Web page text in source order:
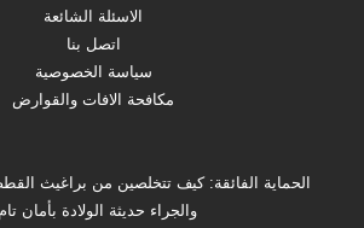
الاسئلة الشائعة
اتصل بنا
سياسة الخصوصية
مكافحة الافات والقوارض
الحماية الفائقة: كيف تتخلصين من براغيث
والجراء حديثة الولادة بأمان